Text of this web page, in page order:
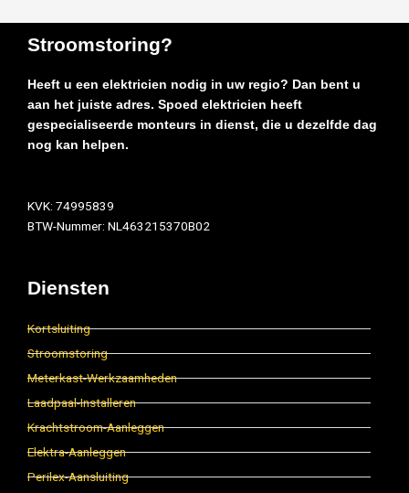
Stroomstoring?
Heeft u een elektricien nodig in uw regio? Dan bent u
aan het juiste adres. Spoed elektricien heeft
gespecialiseerde monteurs in dienst, die u dezelfde dag
nog kan helpen.
KVK: 74995839
BTW-Nummer: NL463215370B02
Diensten
Kortsluiting
Stroomstoring
Meterkast-Werkzaamheden
Laadpaal-Installeren
Krachtstroom-Aanleggen
Elektra-Aanleggen
Perilex-Aansluiting